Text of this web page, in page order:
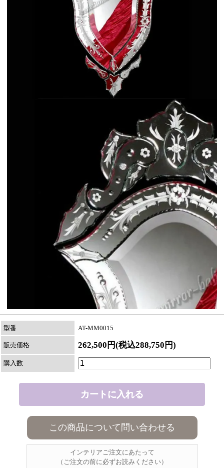
型番 AT-MM0015
販売価格 262,500円(税込288,750円)
購入数
この商品について問い合わせる
インテリアご注文にあたって
（ご注文の前に必ずお読みください）